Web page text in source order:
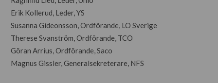
Erik Kollerud, Leder, YS
Susanna Gideonsson, Ordförande, LO Sverige
Therese Svanström, Ordförande, TCO
Göran Arrius, Ordförande, Saco
Magnus Gissler, Generalsekreterare, NFS